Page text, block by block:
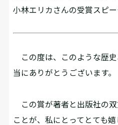
小林エリカさんの受賞スピー
この度は、このような歴
当にありがとうございます。
この賞が著者と出版社の
ことが、私にとってとても